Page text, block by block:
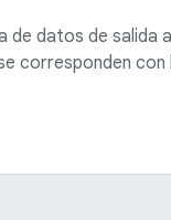
de datos de salida
corresponden con